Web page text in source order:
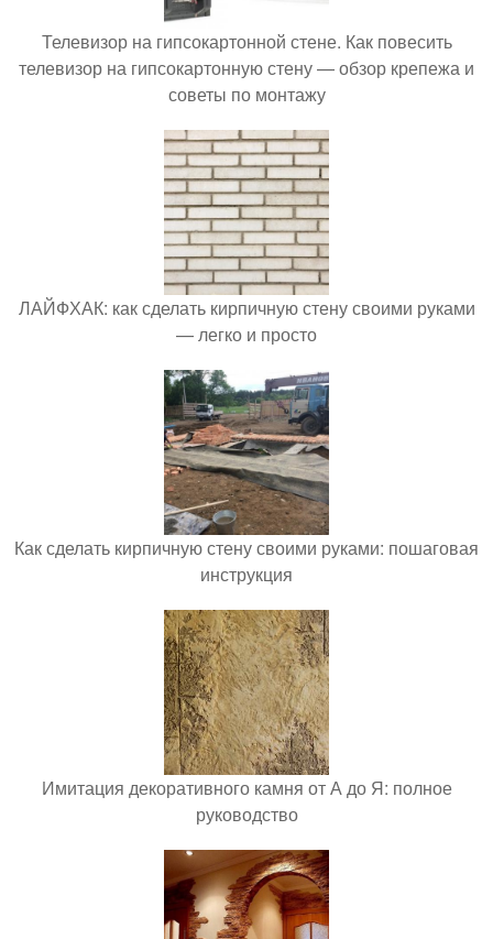
Телевизор на гипсокартонной стене. Как повесить
телевизор на гипсокартонную стену — обзор крепежа и
советы по монтажу
ЛАЙФХАК: как сделать кирпичную стену своими руками
— легко и просто
Как сделать кирпичную стену своими руками: пошаговая
инструкция
Имитация декоративного камня от А до Я: полное
руководство